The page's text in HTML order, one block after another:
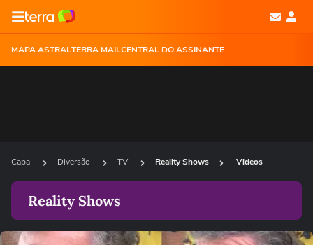
MAPA ASTRALTERRA MAILCENTRAL DO ASSINANTE
Capa Diversão TV Reality Shows Videos
Reality Shows